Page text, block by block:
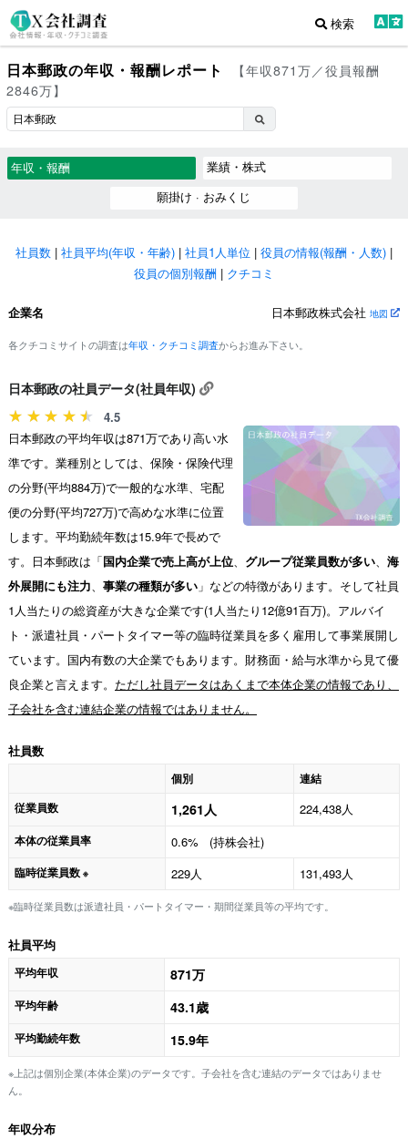
検索
日本郵政の年収・報酬レポート
【年収871万／役員報酬
2846万】
年収・報酬
業績・株式
願掛け · おみくじ
社員数 | 社員平均(年収・年齢) | 社員1人単位 | 役員の情報(報酬・人数) |
役員の個別報酬 | クチコミ
企業名 日本郵政株式会社 地図
各クチコミサイトの調査は年収・クチコミ調査からお進み下さい。
日本郵政の社員データ(社員年収)
4.5
日本郵政の平均年収は871万であり高い水
準です。業種別としては、保険・保険代理
の分野(平均884万)で一般的な水準、宅配
便の分野(平均727万)で高めな水準に位置
します。平均勤続年数は15.9年で長めで
す。日本郵政は「国内企業で売上高が上位、 グループ従業員数が多い、 海
外展開にも注力、 事業の種類が多い 」などの特徴があります。そして社員
1人当たりの総資産が大きな企業です(1人当たり12億91百万)。アルバイ
ト・派遣社員・パートタイマー等の臨時従業員を多く雇用して事業展開し
ています。国内有数の大企業でもあります。財務面・給与水準から見て優
良企業と言えます。 ただし社員データはあくまで本体企業の情報であり、
子会社を含む連結企業の情報ではありません。
社員数
個別
連結
従業員数
1,261人 224,438人
本体の従業員率 0.6% (持株会社)
臨時従業員数 ※ 229人 131,493人
※臨時従業員数は派遣社員・パートタイマー・期間従業員等の平均です。
社員平均
平均年収 871万
平均年齢 43.1歳
平均勤続年数 15.9年
※上記は個別企業(本体企業)のデータです。子会社を含む連結のデータではありませ
ん。
年収分布